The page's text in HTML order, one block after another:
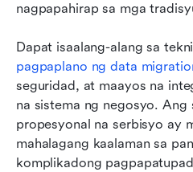
nagpapahirap sa mga
pagpaplano ng data
seguridad, at maayos na
na sistema ng negosyo. Ang
propesyonal na serbisyo ay
mahalagang kaalaman sa
komplikadong